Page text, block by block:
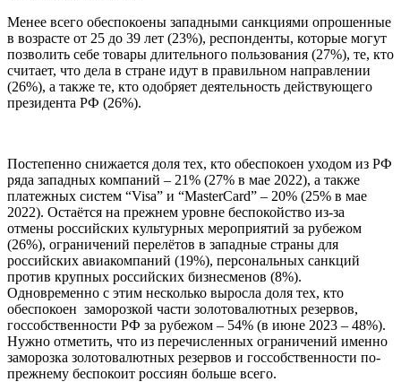
Менее всего обеспокоены западными санкциями опрошенные
в возрасте от 25 до 39 лет (23%), респонденты, которые могут
позволить себе товары длительного пользования (27%), те, кто
считает, что дела в стране идут в правильном направлении
(26%), а также те, кто одобряет деятельность действующего
президента РФ (26%).
Постепенно снижается доля тех, кто обеспокоен уходом из РФ
ряда западных компаний – 21% (27% в мае 2022), а также
платежных систем “Visa” и “MasterCard” – 20% (25% в мае
2022). Остаётся на прежнем уровне беспокойство из-за
отмены российских культурных мероприятий за рубежом
(26%), ограничений перелётов в западные страны для
российских авиакомпаний (19%), персональных санкций
против крупных российских бизнесменов (8%).
Одновременно с этим несколько выросла доля тех, кто
обеспокоен заморозкой части золотовалютных резервов,
госсобственности РФ за рубежом – 54% (в июне 2023 – 48%).
Нужно отметить, что из перечисленных ограничений именно
заморозка золотовалютных резервов и госсобственности по-
прежнему беспокоит россиян больше всего.